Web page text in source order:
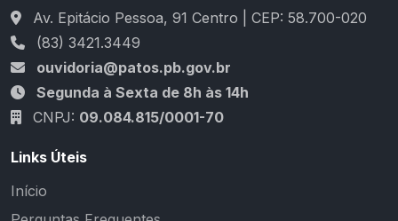
Av. Epitácio Pessoa, 91 Centro | CEP: 58.700-020
(83) 3421.3449
ouvidoria@patos.pb.gov.br
Segunda à Sexta de 8h às 14h
CNPJ: 09.084.815/0001-70
Links Úteis
Início